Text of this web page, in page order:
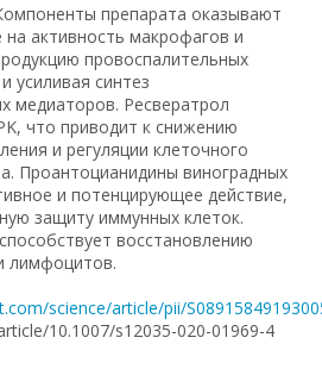
препарата оказывают
активность макрофагов и
провоспалительных
усиливая синтез
медиаторов. Ресвератрол
что приводит к снижению
и регуляции клеточного
Проантоцианидины виноградных
и потенцирующее действие,
защиту иммунных клеток.
восстановлению
лимфоцитов.
science/article/pii/
10.1007/s12035-020-01969-4